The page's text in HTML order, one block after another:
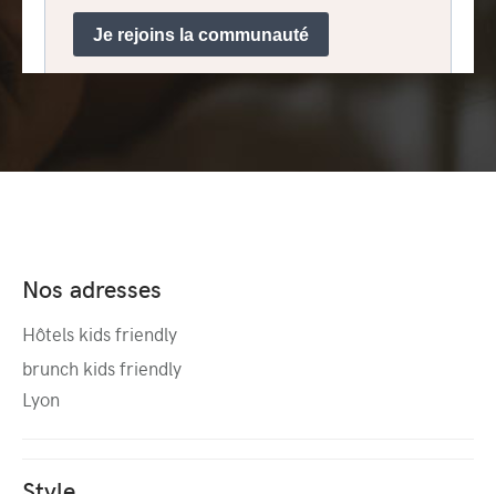
Nos adresses
Hôtels kids friendly
brunch kids friendly
Lyon